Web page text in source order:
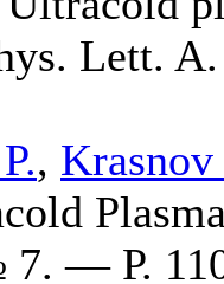
Lett.
,
— Р. 11